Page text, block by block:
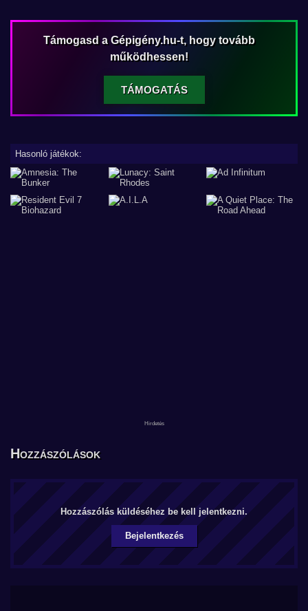
Támogasd a Gépigény.hu-t, hogy tovább
működhessen!
TÁMOGATÁS
Hasonló játékok:
Hozzászólások
Hozzászólás küldéséhez be kell jelentkezni.
Bejelentkezés